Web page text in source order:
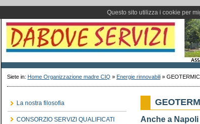
Questo sito utilizza i cookie per
Siete in: Home Organizzazione madre CIQ » Energie rinnovabili»
La nostra filosofia
CONSORZIO SERVIZI QUALIFICATI Anche a